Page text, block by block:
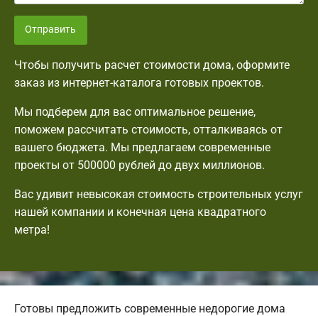
Отправить
Чтобы получить расчет стоимости дома, оформите
заказ из интернет-каталога готовых проектов.
Мы подберем для вас оптимальное решение,
поможем рассчитать стоимость, отталкиваясь от
вашего бюджета. Мы предлагаем современные
проекты от 500000 рублей до двух миллионов.
Вас удивит невысокая стоимость строительных услуг
нашей компании и конечная цена квадратного
метра!
Готовы предложить современные недорогие дома